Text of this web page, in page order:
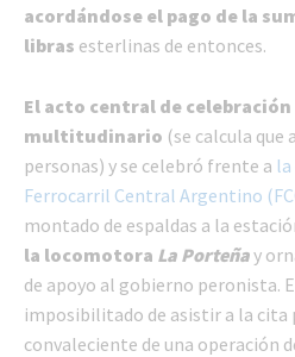
acordándose el pago de la
libras esterlinas de entonces.
El acto central de
multitudinario (se calcula
personas) y se celebró frente a
Ferrocarril Central Argentino
montado de espaldas a la
la locomotora La Porteñay
de apoyo al gobierno peronista.
imposibilitado de asistir a la cita
convaleciente de una operación